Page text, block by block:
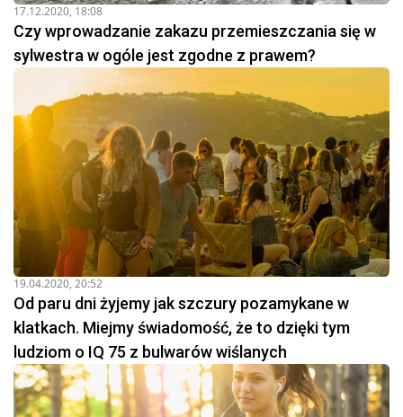
17.12.2020, 18:08
Czy wprowadzanie zakazu przemieszczania się w
sylwestra w ogóle jest zgodne z prawem?
19.04.2020, 20:52
Od paru dni żyjemy jak szczury pozamykane w
klatkach. Miejmy świadomość, że to dzięki tym
ludziom o IQ 75 z bulwarów wiślanych